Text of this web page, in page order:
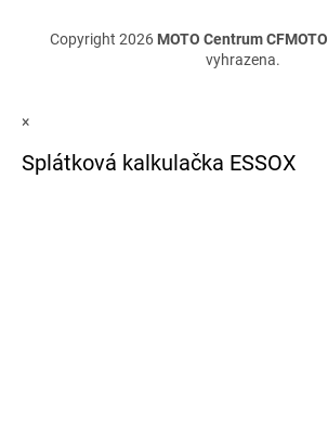
Copyright 2026 MOTO Centrum CFMOTO
vyhrazena.
×
Splátková kalkulačka ESSOX